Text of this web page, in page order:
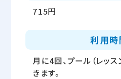
715円
利用時
月に4回、プール（レッ
きます。